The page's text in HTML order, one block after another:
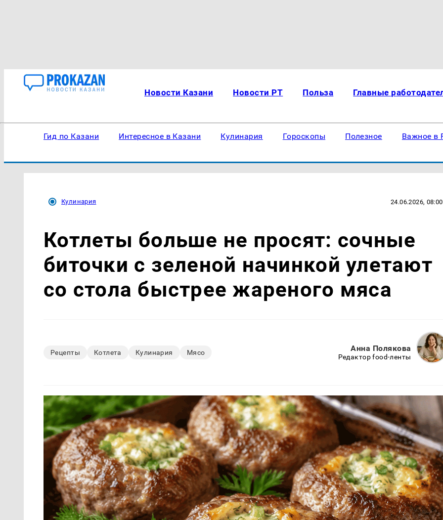
Новости Казани Новости РТ Польза Главные
Гид по Казани Интересное в Казани Кулинария Гороскопы Полезное Важное в
Кулинария 24.06.2026, 08:00
Котлеты больше не просят: сочные
биточки с зеленой начинкой улетают
со стола быстрее жареного мяса
Рецепты Котлета Кулинария Мясо Анна Полякова
Редактор food-ленты